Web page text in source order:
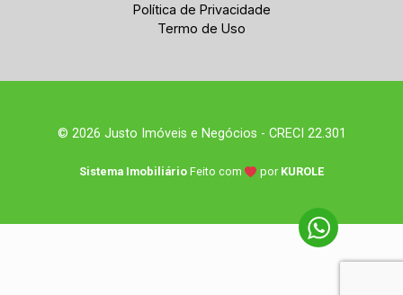
Política de Privacidade
Termo de Uso
© 2026 Justo Imóveis e Negócios - CRECI 22.301
Sistema Imobiliário Feito com por KUROLE